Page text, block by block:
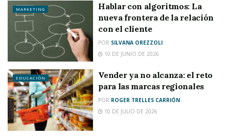
MARKETING
Hablar con algoritmos: La
nueva frontera de la relación
con el cliente
POR SILVANA OREZZOLI
10 DE JUNIO DE 2026
EDUCACIÓN
Vender ya no alcanza: el reto
para las marcas regionales
POR ROGER TRELLES CARRIÓN
10 DE JULIO DE 2026